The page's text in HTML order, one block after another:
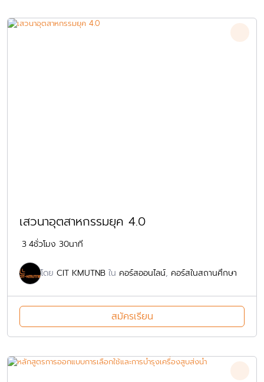
เสวนาอุตสาหกรรมยุค 4.0
34ชั่วโมง 30นาที
โดย CIT KMUTNB ใน คอร์สออนไลน์, คอร์สในสถานศึกษา
สมัครเรียน